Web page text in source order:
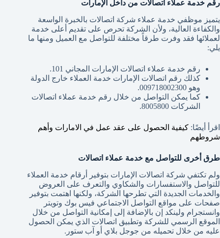
رقم خدمة عملاء اتصالات من داخل الإمارات
يتميز موظفي خدمة عملاء شركة اتصالات بالخبرة الواسعة
والكفاءة العالية، ولأن الشركة تحرص على تقديم أعلى خدمة
لعملائها فقد وفرت طرقاً مختلفة للتواصل مع العميل ومنها ما
يلي:
رقم خدمة عملاء اتصالات الإمارات المجاني 101.
كذلك رقم اتصالات الإمارات خدمة العملاء خارج الدولة
وهو 009718002300.
كما يمكن التواصل من خلال رقم خدمة عملاء اتصالات
الشركات 8005800.
اقرأ أيضًا: كيفية الحصول على عقد عمل في الامارات وأهم
شروطهم
طرق أخرى للتواصل مع خدمة عملاء اتصالات
ولم تكتفي شركة اتصالات الإمارات بتوفير أرقام خدمة العملاء
للتواصل والاستفسارات والشكاوي والتعرف على العروض
والخدمات الجديدة التي تطرحها الشركة، ولكنها اهتمت بتوفير
صفحات على مواقع التواصل الاجتماعي فيس بوك وتويتر
وانستجرام ولينكد إن بالإضافة إلى إمكانية التواصل من خلال
الموقع الرسمي للشركة وتطبيق اتصالات الذي يمكن الحصول
عليه من خلال تحميله من جوجل بلاي أو آب ستور.